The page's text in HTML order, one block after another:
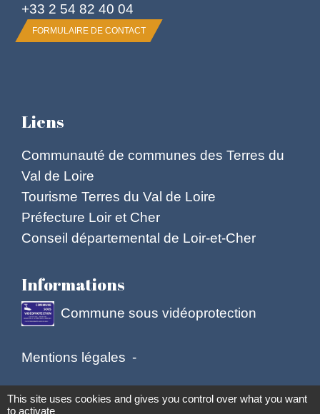
+33 2 54 82 40 04
FORMULAIRE DE CONTACT
Liens
Communauté de communes des Terres du
Val de Loire
Tourisme Terres du Val de Loire
Préfecture Loir et Cher
Conseil départemental de Loir-et-Cher
Informations
Commune sous vidéoprotection
Mentions légales -
Politique de confidentialité - Accessibilité -
This site uses cookies and gives you control over what you want
to activate